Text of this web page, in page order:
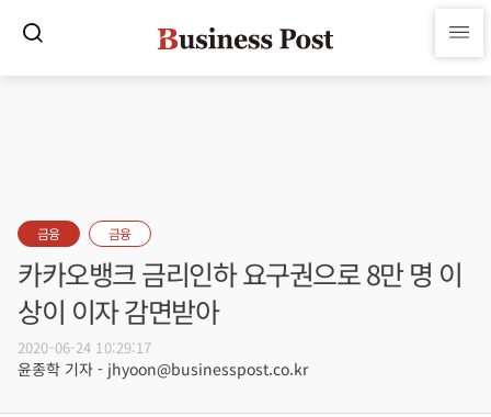
금융 금융
카카오뱅크 금리인하 요구권으로 8만 명 이
상이 이자 감면받아
2020-06-24 10:29:17
윤종학 기자 - jhyoon@businesspost.co.kr